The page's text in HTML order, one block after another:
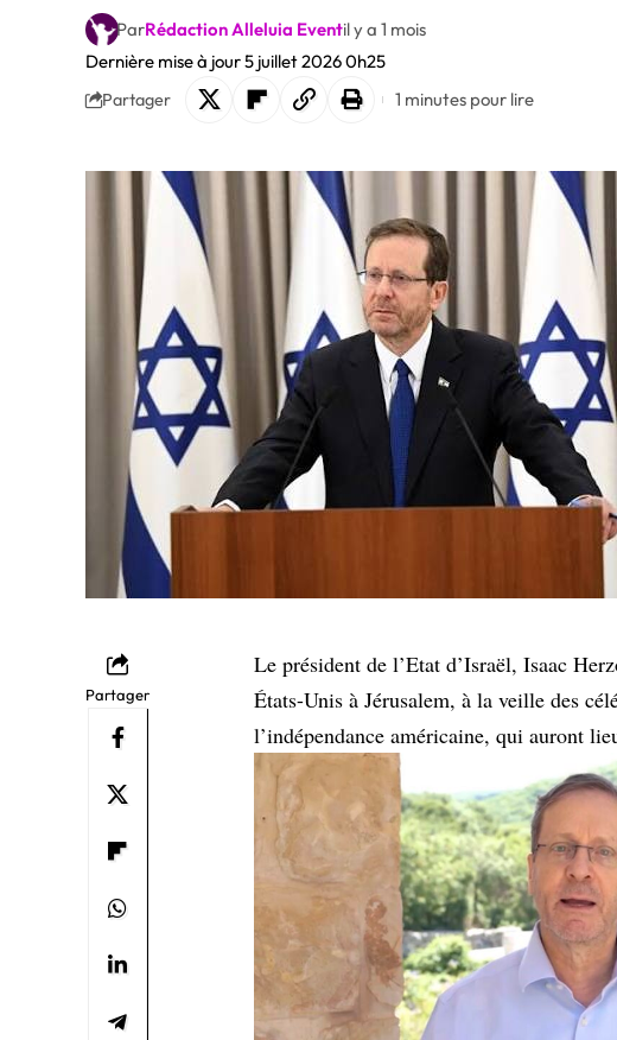
Dernière mise à jour 5 juillet 2026 0h25
ParRédaction Alleluia Eventil y a 1 mois
Partager 1 minutes pour lire
Partager
Le président de l’Etat d’Israël, Isaac
États-Unis à Jérusalem, à la veille des
l’indépendance américaine, qui auront